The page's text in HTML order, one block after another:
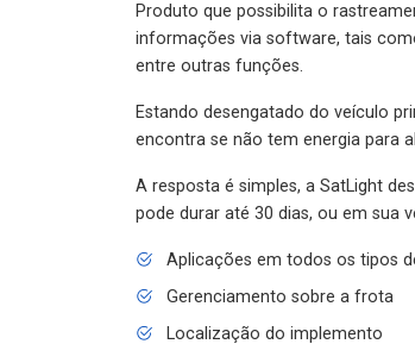
Produto que possibilita o
informações via software, tais
entre outras funções.
Estando desengatado do veículo
encontra se não tem energia para
A resposta é simples, a SatLight
pode durar até 30 dias, ou em sua
Aplicações em todos os tipos
Gerenciamento sobre a frota
Localização do implemento